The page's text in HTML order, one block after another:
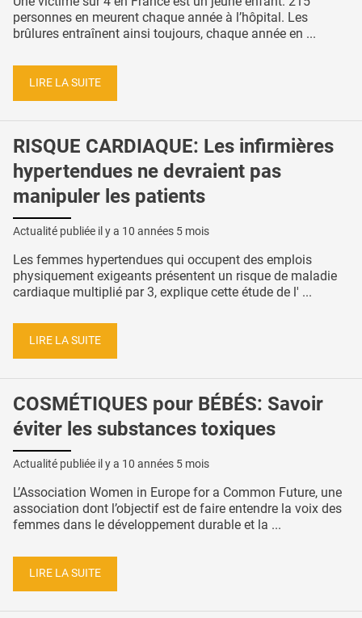
personnes en meurent chaque année à l’hôpital. Les
brûlures entraînent ainsi toujours, chaque année en ...
LIRE LA SUITE
RISQUE CARDIAQUE: Les infirmières
hypertendues ne devraient pas
manipuler les patients
Actualité publiée il y a 10 années 5 mois
Les femmes hypertendues qui occupent des emplois
physiquement exigeants présentent un risque de maladie
cardiaque multiplié par 3, explique cette étude de l' ...
LIRE LA SUITE
COSMÉTIQUES pour BÉBÉS: Savoir
éviter les substances toxiques
Actualité publiée il y a 10 années 5 mois
L’Association Women in Europe for a Common Future, une
association dont l’objectif est de faire entendre la voix des
femmes dans le développement durable et la ...
LIRE LA SUITE